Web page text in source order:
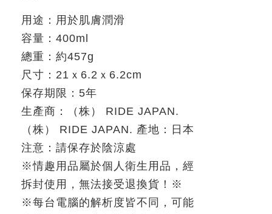
用途：用於肌膚潤滑
容量： 400ml
總重：約457g
尺寸： 21 ｘ 6.2 ｘ 6.2cm
保存期限： 5年
生產商：
（株） RIDE JAPAN.
（株）
RIDE JAPAN. 產地：日本
注意：請保存於陰涼處
※情趣用品屬於個人衛生用品，經
拆封使用，無法接受退換貨！※
※每台電腦的解析度皆不同，可能